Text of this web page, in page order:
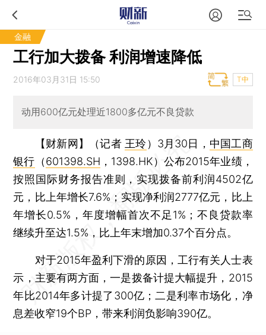
金融
工行加大拨备 利润增速降低
2016年03月31日 15:50 T中
动用600亿元处理近1800多亿元不良贷款
【财新网】（记者 王玲 ） 3月30日， 中国工商
银行 （601398.SH ，1398.HK）公布2015年业绩，
按照国际财务报告准则，实现拨备前利润4502亿
元，比上年增长7.6%；实现净利润2777亿元，比上
年增长0.5%，年度增幅首次不足1%；不良贷款率
继续升至达1.5%，比上年末增加0.37个百分点。
对于2015年盈利下滑的原因，工行有关人士表
示，主要有两方面，一是拨备计提大幅提升，2015
年比2014年多计提了300亿；二是利率市场化，净
息差收窄19个BP，带来利润负影响390亿。